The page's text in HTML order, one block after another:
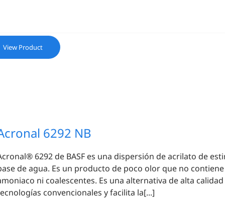
View Product
6292 NB
6292 de BASF es una dispersión de acrilato de
de agua. Es un producto de poco olor que no contiene
ni coalescentes. Es una alternativa de alta calidad
convencionales y facilita la[...]